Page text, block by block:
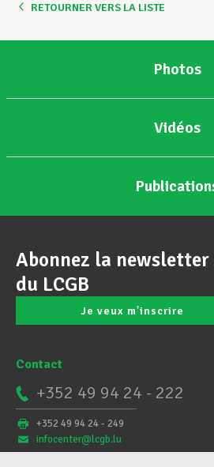
RETOURNER VERS LA LISTE
Photos
Vidéos
Abonnez la
du LCGB
Je veux m'inscrire
Contact
+352 49 94 24 - 222
+352 49 94 24 - 249
infocenter@lcgb.lu